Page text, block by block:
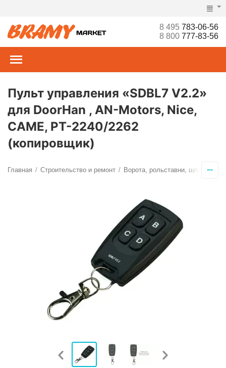
8 495783-06-56
8 800777-83-56
Пульт управления «SDBL7 V2.2»
для DoorНаn , AN-Motors, Nice,
CAME, PT-2240/2262
(копировщик)
Главная / Строительство и ремонт / Ворота, рольставни,